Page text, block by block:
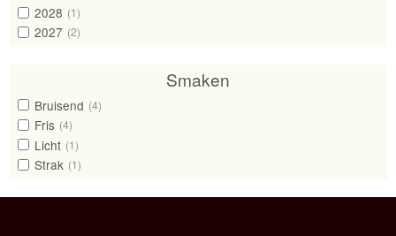
2028 (1)
2027 (2)
Smaken
Bruisend (4)
Fris (4)
Licht (1)
Strak (1)